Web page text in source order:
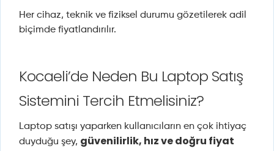
Her cihaz, teknik ve fiziksel durumu gözetilerek adil
biçimde fiyatlandırılır.
Kocaeli’de Neden Bu Laptop Satış
Sistemini Tercih Etmelisiniz?
Laptop satışı yaparken kullanıcıların en çok ihtiyaç
duyduğu şey, güvenilirlik, hız ve doğru fiyat